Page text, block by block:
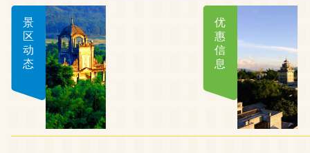
景
区
动
态
优
惠
信
息